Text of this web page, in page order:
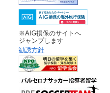
※AIG損保のサイトへ
ジャンプします
勧誘方針